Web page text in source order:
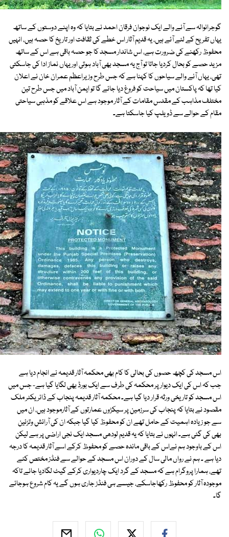
گوجرانوالہ سے آنے والے ایک نوجوان فرقان احمد نے بتایا کہ وہ اپنے دوستوں کے ساتھ
یہاں تفریح کے لئے آئے ہیں، یہ قدیم آثار اس خطے کی ثقافت اور تاریخ کا حصہ ہیں، انہیں
محفوظ رکھنے کی ضرورت ہے، اس شاندار مسجد کا جو حصہ باقی ہے اس کے ساتھ
مزید حصے کو بحال کردیا جاتا تو آج یہ مسجد بھی آباد ہوتی اور یہاں نماز ادا کی جاسکتی
تھی، یہاں آنے والے سیاحوں کا کہنا ہے کہ جس طرح وزیراعظم عمران خان نے اعلان
کیا تھا کہ پاکستان میں سیاحت کو فروغ دیا جائے گا تو ایمن آباد میں جس طرح تین
مختلف مذاہب کے مقدس مقامات کے آثار موجود ہے اس علاقے کو مذہبی سیاحتی
مقام کے حوالے سے ڈویلپ کیا جاسکتا ہے۔
اس مسجد کی کچھ حصوں کی بحالی کا کام بھی محکمہ آثار قدیمہ نے انجام دیا ہے
جب کہ اس کی ایک دیوار پر محکمہ کی طرف سے ایک بورڈ بھی لگایا گیا ہے- جس میں
اس مسجد کو تاریخی ورثہ قرار دیا گیا ہے۔ محکمہ آثار قدیمہ پنجاب کے ڈائریکٹر ملک
مقصود نے بتایا کہ پنجاب کی سرزمین پر سیکڑوں عمارتوں کے آثارموجود ہیں، ان میں
سے جو زیادہ اہمیت کے حامل تھے ان کو محفوظ کیا گیا جبکہ ان کی آرائش وتزئین
بھی کی گئی ہے۔ انہوں نے بتایا کہ یہ قدیم لودھی مسجد ایک نجی اراضی پر ہے لیکن
اس کے باوجود ہم نےاس کے باقی ماندہ حصے کو محفوظ کرکے اسے آثار قدیمہ کا درجہ
دیا ہے ۔ ہم نے رواں مالی سال کے دوران اس مسجد کے حوالے سے فنڈز مختص کئے
تھے، ہمارا پروگرام ہے کہ مسجد کے گرد ایک چاردیواری کرکے گیٹ لگادیا جائے تاکہ
موجودہ آثار کو محفوظ رکھاجاسکے، جیسے ہی فنڈز جاری ہوں گے یہ کام شروع ہوجائے
گا۔